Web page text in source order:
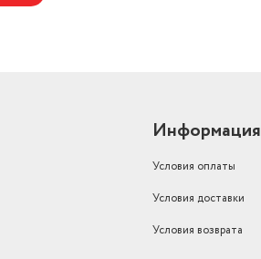
Информация
Условия оплаты
Условия доставки
Условия возврата